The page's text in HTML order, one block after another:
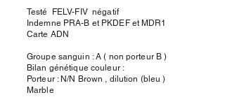
Testé FELV-FIV négatif
Indemne PRA-B et PKDEF et MDR1
Carte ADN
Groupe sanguin : A ( non porteur B )
Bilan génétique couleur :
Porteur : N/N Brown , dilution (bleu )
Marble